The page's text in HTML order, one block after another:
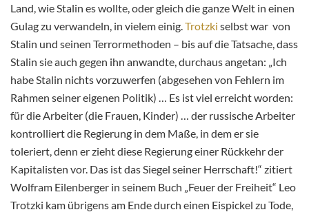
Land, wie Stalin es wollte, oder gleich die ganze Welt in einen
Gulag zu verwandeln, in vielem einig.Trotzki selbst war von
Stalin und seinen Terrormethoden – bis auf die Tatsache, dass
Stalin sie auch gegen ihn anwandte, durchaus angetan: „Ich
habe Stalin nichts vorzuwerfen (abgesehen von Fehlern im
Rahmen seiner eigenen Politik) … Es ist viel erreicht worden:
für die Arbeiter (die Frauen, Kinder) … der russische Arbeiter
kontrolliert die Regierung in dem Maße, in dem er sie
toleriert, denn er zieht diese Regierung einer Rückkehr der
Kapitalisten vor. Das ist das Siegel seiner Herrschaft!“ zitiert
Wolfram Eilenberger in seinem Buch „Feuer der Freiheit“ Leo
Trotzki kam übrigens am Ende durch einen Eispickel zu Tode,